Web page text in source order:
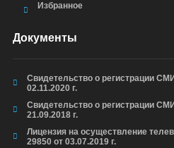
Избранное
Документы
Свидетельство о регистрации
02.11.2020 г.
Свидетельство о регистрации
21.09.2018 г.
Лицензия на осуществление
29850 от 03.07.2019 г.